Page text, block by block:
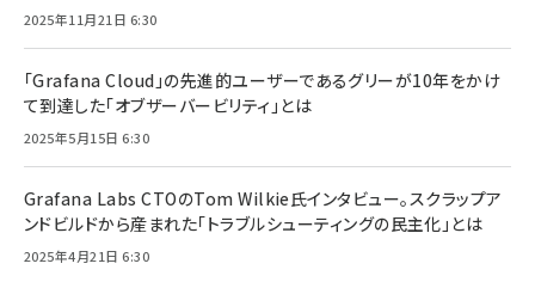
2025年11月21日 6:30
「Grafana Cloud」の先進的ユーザーであるグリーが10年をかけ
て到達した「オブザーバービリティ」とは
2025年5月15日 6:30
Grafana Labs CTOのTom Wilkie氏インタビュー。スクラップア
ンドビルドから産まれた「トラブルシューティングの民主化」とは
2025年4月21日 6:30